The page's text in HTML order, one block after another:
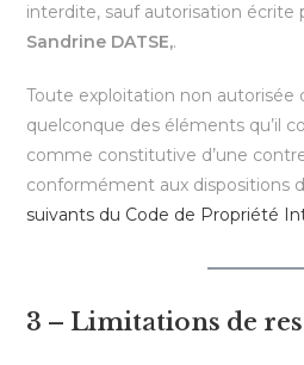
interdite, sauf autorisation écrite
Sandrine DATSE,.
Toute exploitation non autorisée
quelconque des éléments qu’il
comme constitutive d’une
conformément aux dispositions
suivants du Code de Propriété
3 – Limitations de